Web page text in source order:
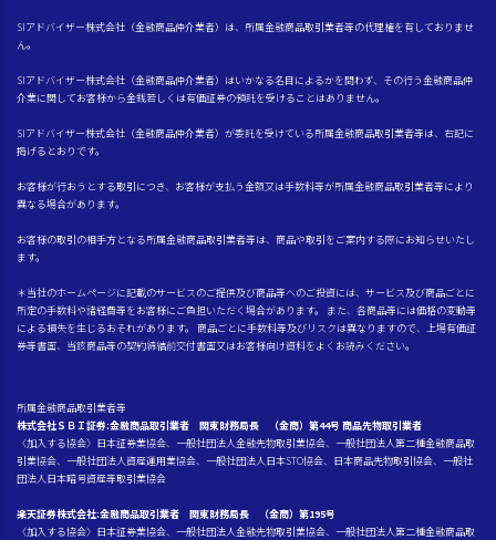
SIアドバイザー株式会社（金融商品仲介業者）は、所属金融商品取引業者等の代理権を有しておりませ
ん。
SIアドバイザー株式会社（金融商品仲介業者）はいかなる名目によるかを問わず、その行う金融商品仲
介業に関してお客様から金銭若しくは有価証券の預託を受けることはありません。
SIアドバイザー株式会社（金融商品仲介業者）が委託を受けている所属金融商品取引業者等は、右記に
掲げるとおりです。
お客様が行おうとする取引につき、お客様が支払う金額又は手数料等が所属金融商品取引業者等により
異なる場合があります。
お客様の取引の相手方となる所属金融商品取引業者等は、商品や取引をご案内する際にお知らせいたし
ます。
＊当社のホームページに記載のサービスのご提供及び商品等へのご投資には、サービス及び商品ごとに
所定の手数料や諸経費等をお客様にご負担いただく場合があります。 また、各商品等には価格の変動等
による損失を生じるおそれがあります。 商品ごとに手数料等及びリスクは異なりますので、上場有価証
券等書面、当該商品等の契約締結前交付書面又はお客様向け資料をよくお読みください。
所属金融商品取引業者等
株式会社ＳＢＩ証券:金融商品取引業者 関東財務局長 （金商）第44号 商品先物取引業者
〈加入する協会〉日本証券業協会、一般社団法人金融先物取引業協会、一般社団法人第二種金融商品取
引業協会、一般社団法人資産運用業協会、一般社団法人日本STO協会、日本商品先物取引協会、一般社
団法人日本暗号資産等取引業協会
楽天証券株式会社:金融商品取引業者 関東財務局長 （金商）第195号
〈加入する協会〉日本証券業協会、一般社団法人金融先物取引業協会、一般社団法人第二種金融商品取